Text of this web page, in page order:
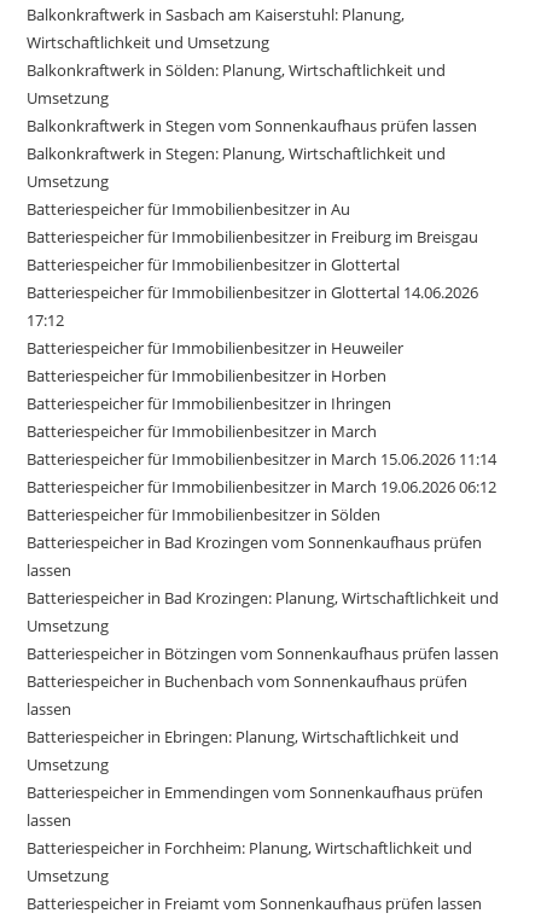
Balkonkraftwerk in Sasbach am Kaiserstuhl: Planung,
Wirtschaftlichkeit und Umsetzung
Balkonkraftwerk in Sölden: Planung, Wirtschaftlichkeit und
Umsetzung
Balkonkraftwerk in Stegen vom Sonnenkaufhaus prüfen lassen
Balkonkraftwerk in Stegen: Planung, Wirtschaftlichkeit und
Umsetzung
Batteriespeicher für Immobilienbesitzer in Au
Batteriespeicher für Immobilienbesitzer in Freiburg im Breisgau
Batteriespeicher für Immobilienbesitzer in Glottertal
Batteriespeicher für Immobilienbesitzer in Glottertal 14.06.2026
17:12
Batteriespeicher für Immobilienbesitzer in Heuweiler
Batteriespeicher für Immobilienbesitzer in Horben
Batteriespeicher für Immobilienbesitzer in Ihringen
Batteriespeicher für Immobilienbesitzer in March
Batteriespeicher für Immobilienbesitzer in March 15.06.2026 11:14
Batteriespeicher für Immobilienbesitzer in March 19.06.2026 06:12
Batteriespeicher für Immobilienbesitzer in Sölden
Batteriespeicher in Bad Krozingen vom Sonnenkaufhaus prüfen
lassen
Batteriespeicher in Bad Krozingen: Planung, Wirtschaftlichkeit und
Umsetzung
Batteriespeicher in Bötzingen vom Sonnenkaufhaus prüfen lassen
Batteriespeicher in Buchenbach vom Sonnenkaufhaus prüfen
lassen
Batteriespeicher in Ebringen: Planung, Wirtschaftlichkeit und
Umsetzung
Batteriespeicher in Emmendingen vom Sonnenkaufhaus prüfen
lassen
Batteriespeicher in Forchheim: Planung, Wirtschaftlichkeit und
Umsetzung
Batteriespeicher in Freiamt vom Sonnenkaufhaus prüfen lassen